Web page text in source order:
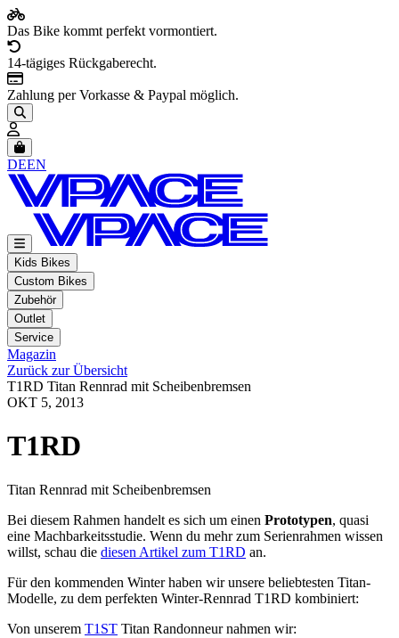
Das Bike kommt perfekt vormontiert.
14-tägiges Rückgaberecht.
Zahlung per Vorkasse & Paypal möglich.
Artikel im Warenkorb, Warenkorb anzeigen
DEEN
Kids Bikes
Custom Bikes
Zubehör
Outlet
Service
Magazin
Zurück zur Übersicht
T1RD Titan Rennrad mit Scheibenbremsen
OKT 5, 2013
T1RD
Titan Rennrad mit Scheibenbremsen
Bei diesem Rahmen handelt es sich um einen Prototypen, quasi
eine Machbarkeitsstudie. Wenn du mehr zum Serienrahmen wissen
willst, schau die diesen Artikel zum T1RD an.
Für den kommenden Winter haben wir unsere beliebtesten Titan-
Modelle, zu dem perfekten Winter-Rennrad T1RD kombiniert:
Von unserem T1ST Titan Randonneur nahmen wir: